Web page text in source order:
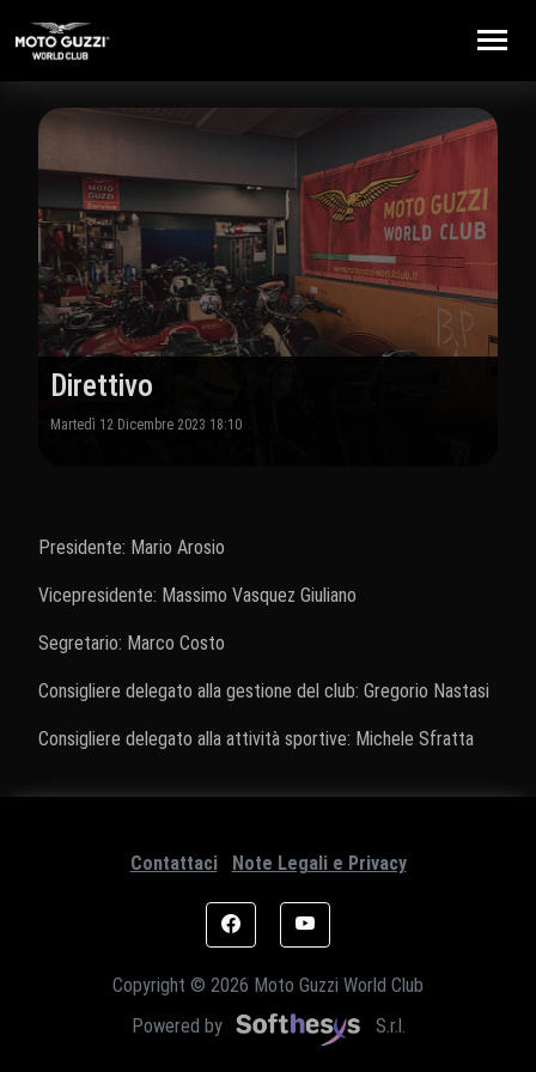
Direttivo
Martedì 12 Dicembre 2023 18:10
Presidente: Mario Arosio
Vicepresidente: Massimo Vasquez Giuliano
Segretario: Marco Costo
Consigliere delegato alla gestione del club: Gregorio Nastasi
Consigliere delegato alla attività sportive: Michele Sfratta
Contattaci Note Legali e Privacy
Copyright © 2026 Moto Guzzi World Club
Powered by
S.r.l.